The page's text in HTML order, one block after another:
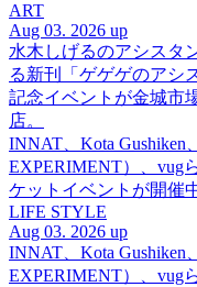
ART
Aug 03. 2026 up
水木しげるのアシスタ
る新刊「ゲゲゲのアシ
記念イベントが金城市
店。
INNAT、Kota Gushiken
EXPERIMENT）、vug
ケットイベントが開催中
LIFE STYLE
Aug 03. 2026 up
INNAT、Kota Gushiken
EXPERIMENT）、vug